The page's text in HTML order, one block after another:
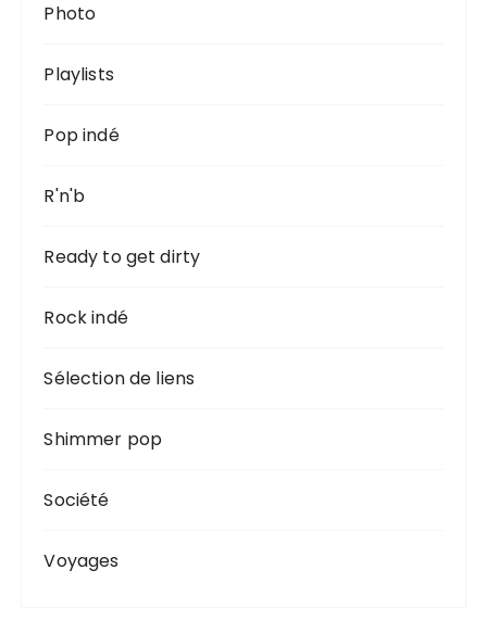
Photo
Playlists
Pop indé
R'n'b
Ready to get dirty
Rock indé
Sélection de liens
Shimmer pop
Société
Voyages